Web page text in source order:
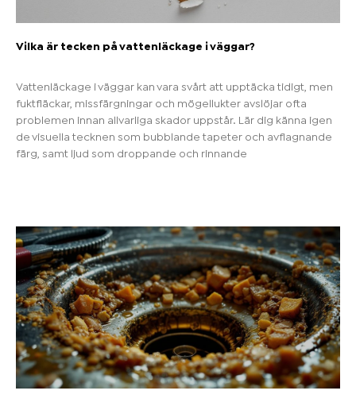
Vilka är tecken på vattenläckage i väggar?
Vattenläckage i väggar kan vara svårt att upptäcka tidigt, men
fuktfläckar, missfärgningar och mögellukter avslöjar ofta
problemen innan allvarliga skador uppstår. Lär dig känna igen
de visuella tecknen som bubblande tapeter och avflagnande
färg, samt ljud som droppande och rinnande